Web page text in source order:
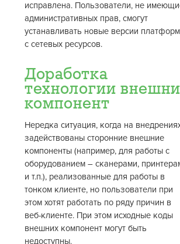
исправлена. Пользователи, не
административных прав, смогут
устанавливать новые версии
с сетевых ресурсов.
Доработка
технологии
компонент
Нередка ситуация, когда на
задействованы сторонние внешние
компоненты (например, для работы с
оборудованием – сканерами,
и т.п.), реализованные для работы в
тонком клиенте, но пользователи при
этом хотят работать по ряду причин в
веб-клиенте. При этом исходные коды
внешних компонент могут быть
недоступны.